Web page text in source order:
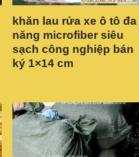
khăn lau rửa xe ô tô đa
năng microfiber siêu
sạch công nghiệp bán
ký 1×14 cm